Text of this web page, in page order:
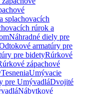
splachovacích
rúrok a
Náhradné diely pre
armatúry pre
pre bidetyRúrkové
zápachové
TesneniaUmývacie
pre UmývadláDvojité
Nábytkové